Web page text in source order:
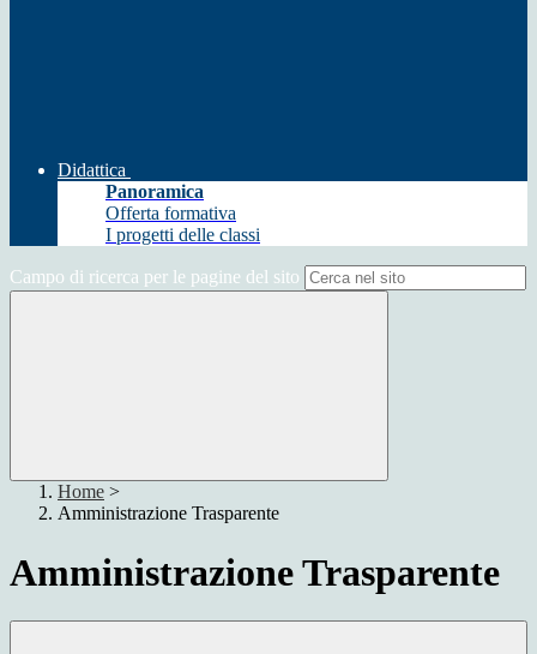
Didattica
Panoramica
Offerta formativa
I progetti delle classi
Campo di ricerca per le pagine del sito
Home >
Amministrazione Trasparente
Amministrazione Trasparente